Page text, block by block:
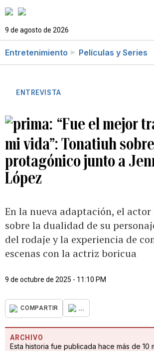
9 de agosto de 2026
Entretenimiento Películas y Series
ENTREVISTA
“Fue el mejor
mi vida”: Tonatiuh
protagónico junto a
López
En la nueva adaptación, el
sobre la dualidad de su
del rodaje y la experiencia de
escenas con la actriz boricua
9 de octubre de 2025 - 11:10 PM
COMPARTIR ...
ARCHIVO
Esta historia fue publicada hace más de 10